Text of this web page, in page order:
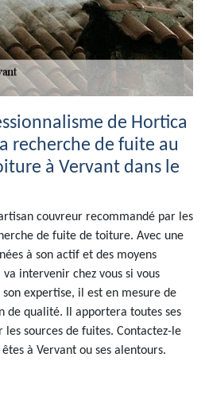
de Hortica
recherche de fuite au
à Vervant dans le
couvreur recommandé par les
de fuite de toiture. Avec une
à son actif et des moyens
intervenir chez vous si vous
expertise, il est en mesure de
de qualité. Il apportera toutes ses
sources de fuites. Contactez-le
à Vervant ou ses alentours.